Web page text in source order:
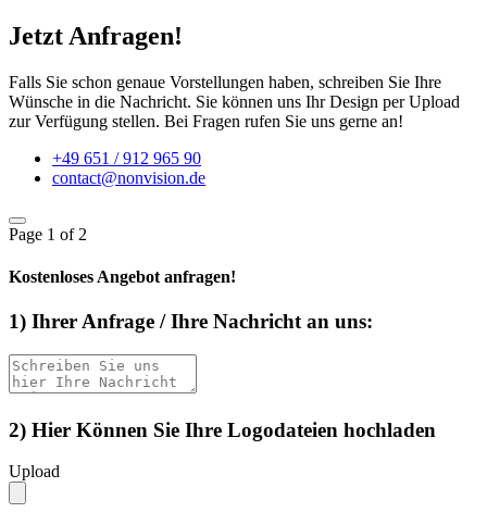
Jetzt Anfragen!
Falls Sie schon genaue Vorstellungen haben, schreiben Sie Ihre
Wünsche in die Nachricht. Sie können uns Ihr Design per Upload
zur Verfügung stellen. Bei Fragen rufen Sie uns gerne an!
+49 651 / 912 965 90
contact@nonvision.de
Page 1 of 2
Kostenloses Angebot anfragen!
1) Ihrer Anfrage / Ihre Nachricht an uns:
2) Hier Können Sie Ihre Logodateien hochladen
Upload